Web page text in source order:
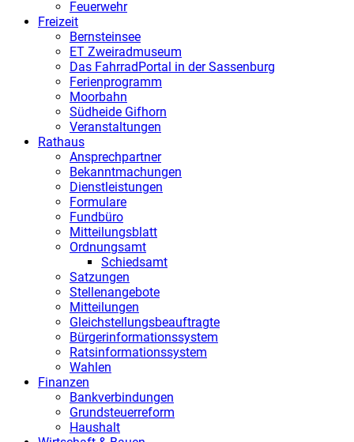
Feuerwehr
Freizeit
Bernsteinsee
ET Zweiradmuseum
Das FahrradPortal in der Sassenburg
Ferienprogramm
Moorbahn
Südheide Gifhorn
Veranstaltungen
Rathaus
Ansprechpartner
Bekanntmachungen
Dienstleistungen
Formulare
Fundbüro
Mitteilungsblatt
Ordnungsamt
Schiedsamt
Satzungen
Stellenangebote
Mitteilungen
Gleichstellungsbeauftragte
Bürgerinformationssystem
Ratsinformationssystem
Wahlen
Finanzen
Bankverbindungen
Grundsteuerreform
Haushalt